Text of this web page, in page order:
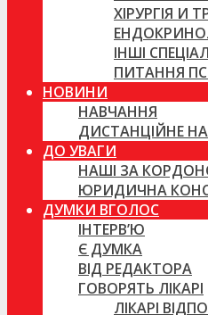
ХІРУРГІЯ И
ІНШІ
ПИТАННЯ
НОВИНИ
НАВЧАННЯ
ДИСТАНЦІЙНЕ
ДО УВАГИ
НАШІ ЗА
ЮРИДИЧНА
ДУМКИ ВГОЛОС
ІНТЕРВ’Ю
Є ДУМКА
ВІД РЕДАКТОРА
ГОВОРЯТЬ ЛІКАРІ
ЛІКАРІ